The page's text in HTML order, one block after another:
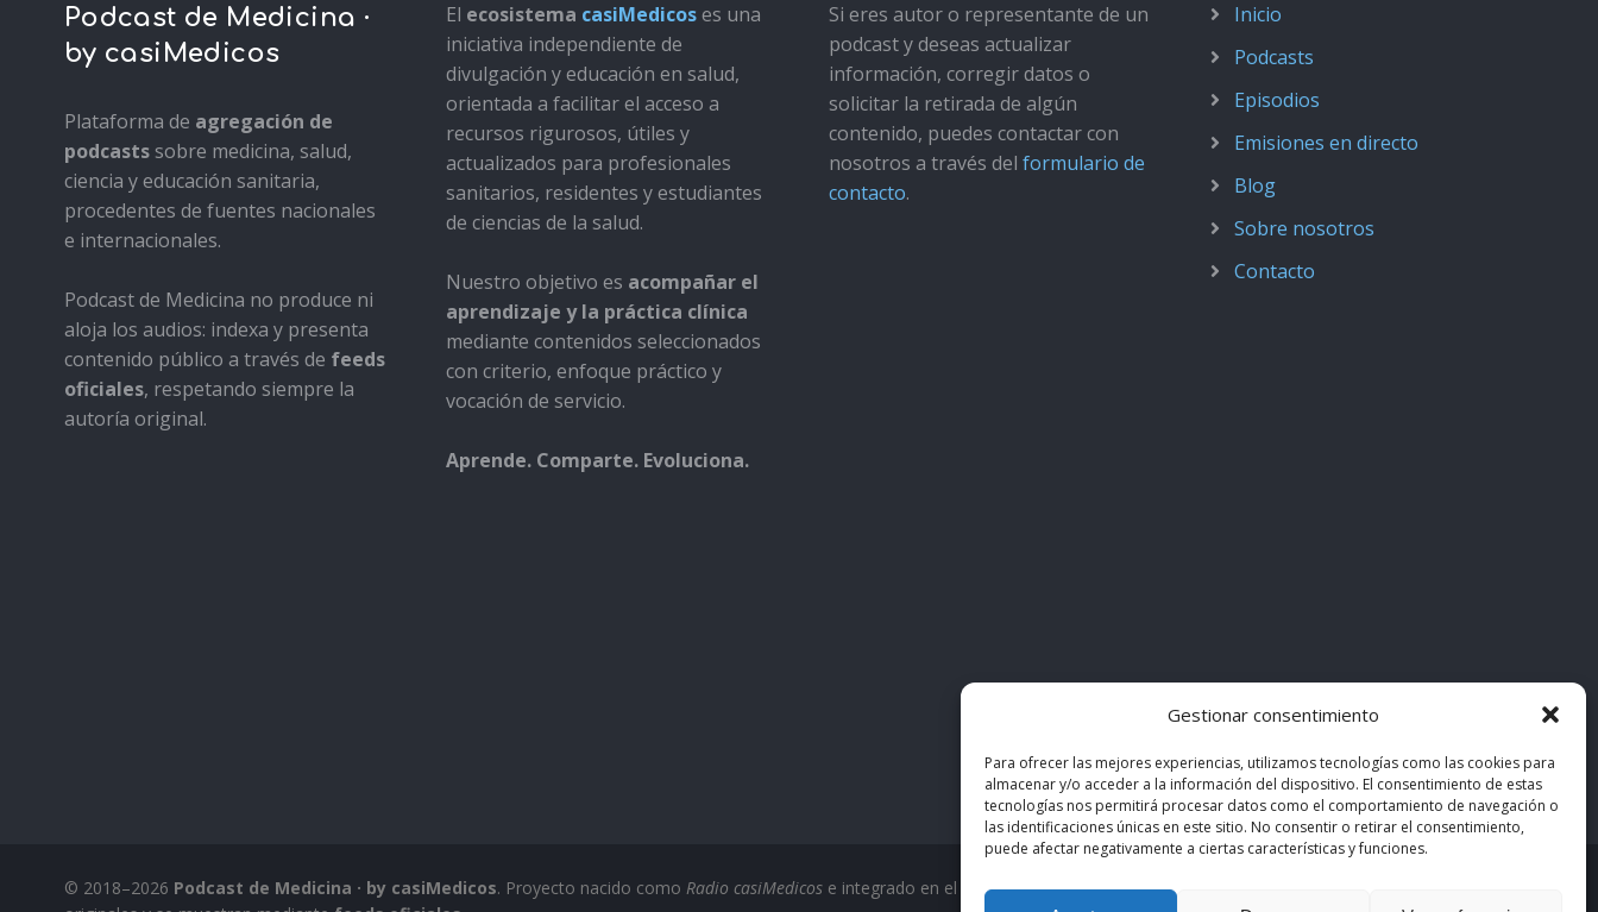
Gestionar consentimiento
Para ofrecer las mejores experiencias, utilizamos tecnologías como las cookies para
almacenar y/o acceder a la información del dispositivo. El consentimiento de estas
tecnologías nos permitirá procesar datos como el comportamiento de navegación o
las identificaciones únicas en este sitio. No consentir o retirar el consentimiento,
puede afectar negativamente a ciertas características y funciones.
Podcast de Medicina ·
by casiMedicos
Plataforma de agregación de
podcastssobre medicina, salud,
ciencia y educación sanitaria,
procedentes de fuentes nacionales
e internacionales.
Podcast de Medicina no produce ni
aloja los audios: indexa y presenta
contenido público a través de feeds
oficiales, respetando siempre la
autoría original.
El ecosistema casiMedicoses una
iniciativa independiente de
divulgación y educación en salud,
orientada a facilitar el acceso a
recursos rigurosos, útiles y
actualizados para profesionales
sanitarios, residentes y estudiantes
de ciencias de la salud.
Nuestro objetivo es acompañar el
aprendizaje y la práctica clínica
mediante contenidos seleccionados
con criterio, enfoque práctico y
vocación de servicio.
Aprende. Comparte. Evoluciona.
Si eres autor o representante de un
podcast y deseas actualizar
información, corregir datos o
solicitar la retirada de algún
contenido, puedes contactar con
nosotros a través del formulario de
contacto.
Inicio
Podcasts
Episodios
Emisiones en directo
Blog
Sobre nosotros
Contacto
© 2018–2026 Podcast de Medicina · by casiMedicos. Proyecto nacido como Radio casiMedicose integrado en el ecosistemacasiMedicos. Los contenidos pertenecen a sus autores